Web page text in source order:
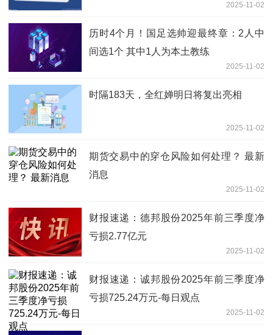
2025-11-02
历时4个月！国足选帅迎最终章：2人中
间选1个 其中1人为本土教练
2025-11-02
时隔183天，全红婵明日将复出亮相
2025-11-02
期货交易中的穿仓风险如何处理？ 最新
消息
2025-11-02
财报速递：德邦股份2025年前三季度净
亏损2.77亿元
2025-11-02
财报速递：诚邦股份2025年前三季度净
亏损725.24万元-每日观点
2025-11-02